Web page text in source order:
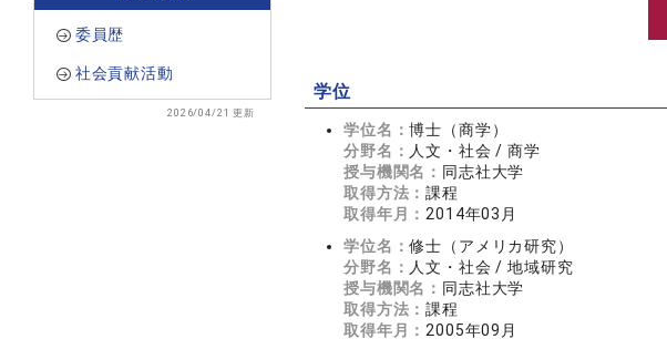
委員歴
社会貢献活動
2026/04/21 更新
学位
学位名：博士（商学）
分野名： 人文・社会 / 商学
授与機関名： 同志社大学
取得方法：課程
取得年月： 2014年03月
学位名：修士（アメリカ研究）
分野名： 人文・社会 / 地域研究
授与機関名： 同志社大学
取得方法：課程
取得年月： 2005年09月